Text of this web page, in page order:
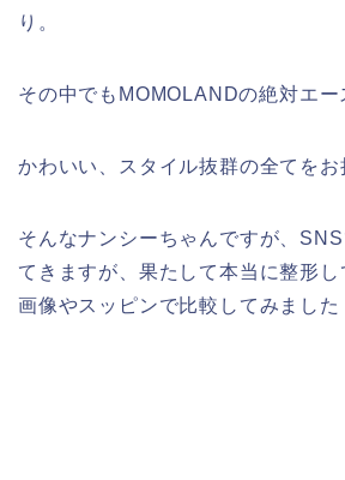
り。
その中でもMOMOLANDの絶対エー
かわいい、スタイル抜群の全てをお
そんなナンシーちゃんですが、
てきますが、果たして本当に整形
画像やスッピンで比較してみました